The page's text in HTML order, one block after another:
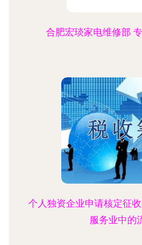
合肥宏琰家电维修部
个人独资企业申请核定征
服务业中的